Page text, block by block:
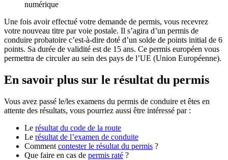
numérique
Une fois avoir effectué votre demande de permis, vous recevrez
votre nouveau titre par voie postale. Il s’agira d’un permis de
conduire probatoire c’est-à-dire doté d’un solde de points initial de 6
points. Sa durée de validité est de 15 ans. Ce permis européen vous
permettra de circuler au sein des pays de l’UE (Union Européenne).
En savoir plus sur le résultat du permis
Vous avez passé le/les examens du permis de conduire et êtes en
attente des résultats, vous pourriez aussi être intéressé par :
Le résultat du code de la route
Le résultat de l’examen de conduite
Comment contester le résultat du permis ?
Que faire en cas de permis raté ?